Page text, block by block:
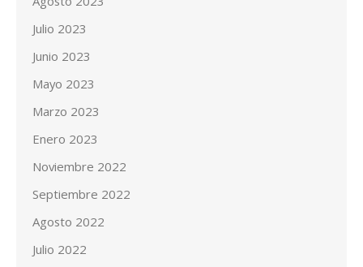
Julio 2023
Junio 2023
Mayo 2023
Marzo 2023
Enero 2023
Noviembre 2022
Septiembre 2022
Agosto 2022
Julio 2022